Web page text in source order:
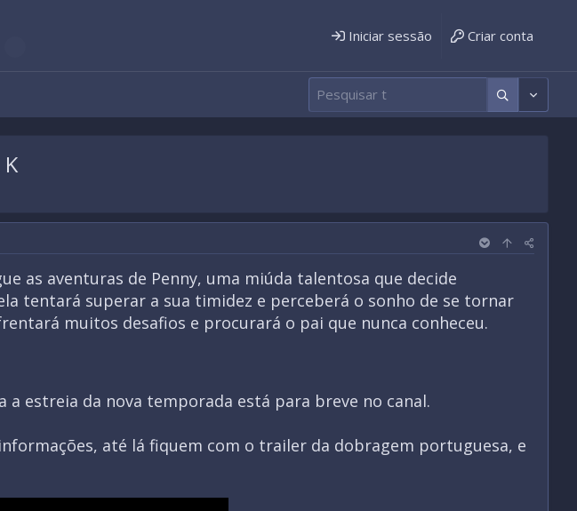
Iniciar sessão Criar conta
as aventuras de Penny, uma miúda talentosa que decide
tentará superar a sua timidez e perceberá o sonho de se tornar
muitos desafios e procurará o pai que nunca conheceu.
a estreia da nova temporada está para breve no canal.
até lá fiquem com o trailer da dobragem portuguesa, e